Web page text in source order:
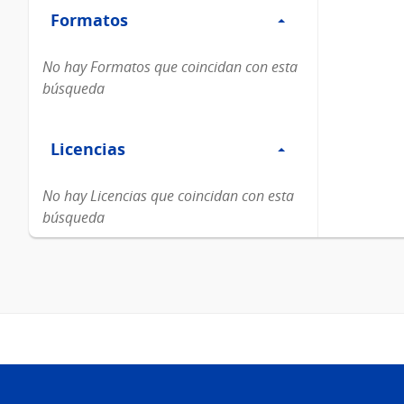
Formatos
Formatos
No hay Formatos que coincidan con esta
búsqueda
Licencias
Licencias
No hay Licencias que coincidan con esta
búsqueda